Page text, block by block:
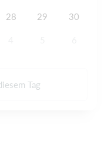
28 29 30
Tag